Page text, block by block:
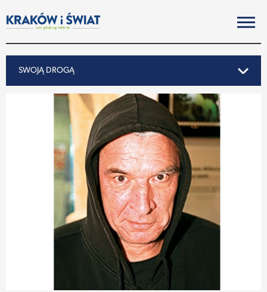
SWOJĄ DROGĄ
SWOJĄ DROGĄ
NOTY ZE ŚWIATA
PO KRAKOSKU